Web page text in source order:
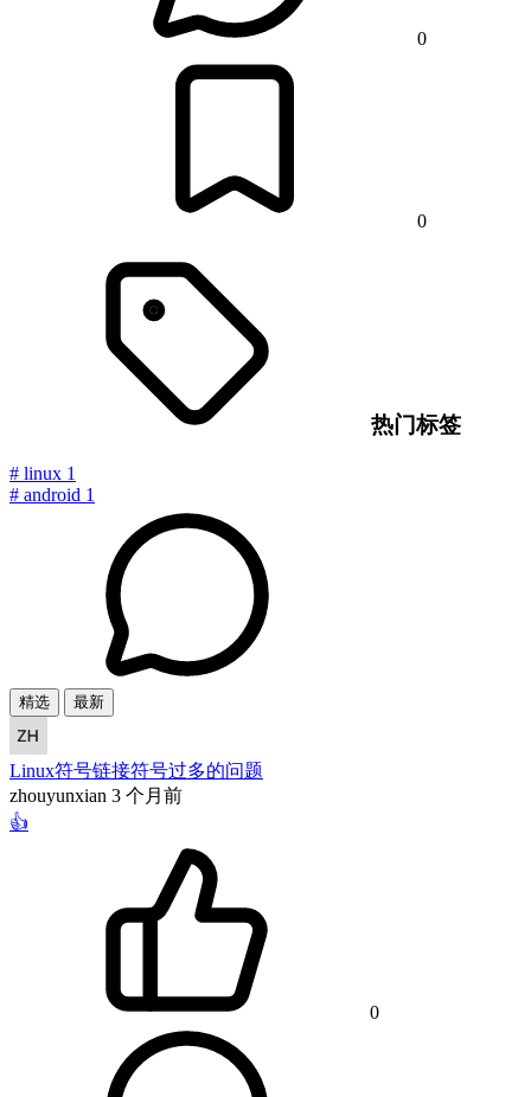
0
0
热门标签
# linux 1
# android 1
精选 最新
Linux符号链接符号过多的问题
zhouyunxian 3 个月前
👍
0